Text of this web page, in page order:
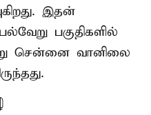
இதன்
பகுதிகளில்
சென்னை வானிலை